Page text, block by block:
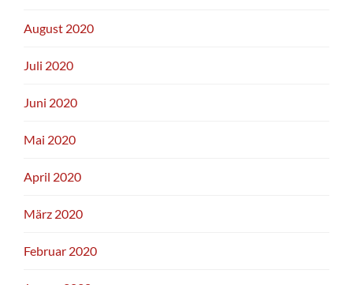
August 2020
Juli 2020
Juni 2020
Mai 2020
April 2020
März 2020
Februar 2020